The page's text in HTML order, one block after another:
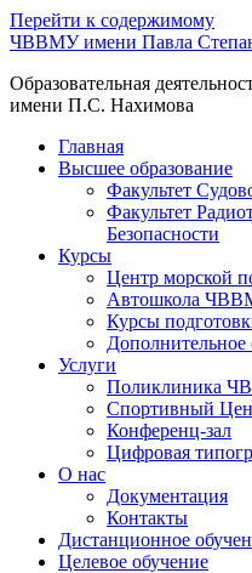
Перейти к содержимому
ЧВВМУ имени Павла
Образовательная
имени П.С. Нахимова
Главная
Высшее образование
Факультет
Факультет
Безопасности
Курсы
Центр морской
Автошкола
Курсы
Дополнительное
Услуги
Поликлиника
Спортивный
Конференц-зал
Цифровая
О нас
Документация
Контакты
Дистанционное
Целевое обучение